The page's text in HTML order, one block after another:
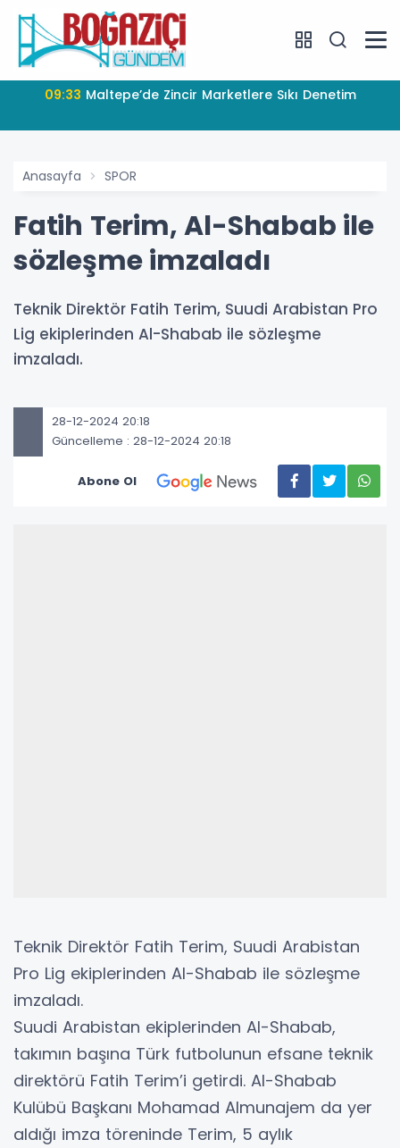
09:33 Maltepe’de Zincir Marketlere Sıkı Denetim
Anasayfa SPOR
Fatih Terim, Al-Shabab ile
sözleşme imzaladı
Teknik Direktör Fatih Terim, Suudi Arabistan Pro
Lig ekiplerinden Al-Shabab ile sözleşme
imzaladı.
28-12-2024 20:18
Güncelleme : 28-12-2024 20:18
Abone Ol
Teknik Direktör Fatih Terim, Suudi Arabistan
Pro Lig ekiplerinden Al-Shabab ile sözleşme
imzaladı.
Suudi Arabistan ekiplerinden Al-Shabab,
takımın başına Türk futbolunun efsane teknik
direktörü Fatih Terim’i getirdi. Al-Shabab
Kulübü Başkanı Mohamad Almunajem da yer
aldığı imza töreninde Terim, 5 aylık